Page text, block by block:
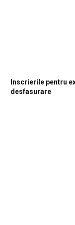
Inscrierile pentru
desfasurare